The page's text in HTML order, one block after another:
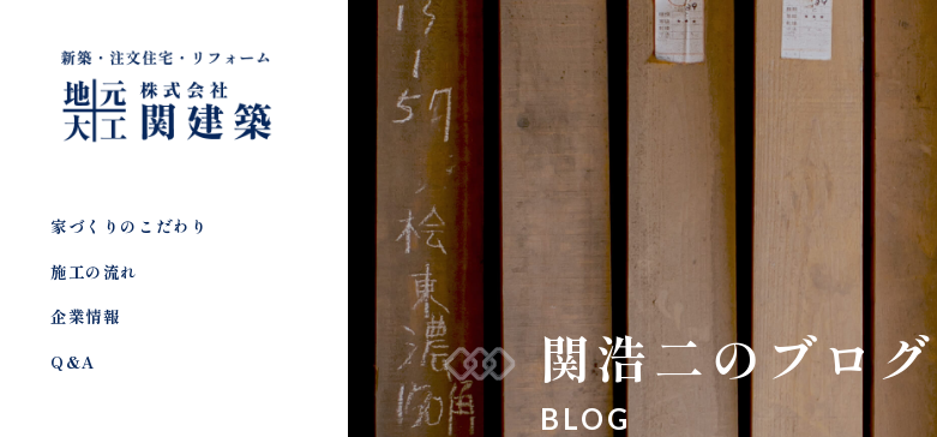
家づくりのこだわり
施工の流れ
企業情報
Q&A
関浩二のブロ
BLOG